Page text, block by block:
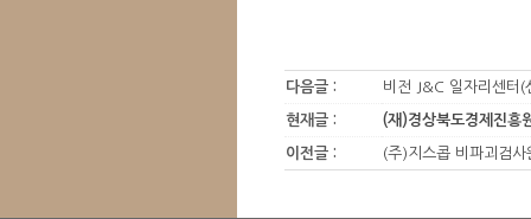
다음글 : 비전 J&C 일자리센터
현재글 : (재)경상북도경제진흥
이전글 : (주)지스콥 비파괴검사